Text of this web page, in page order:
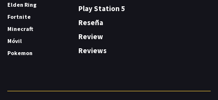
Elden Ring
Fortnite
Minecraft
Móvil
Pokemon
Play Station 5
Reseña
Review
Reviews